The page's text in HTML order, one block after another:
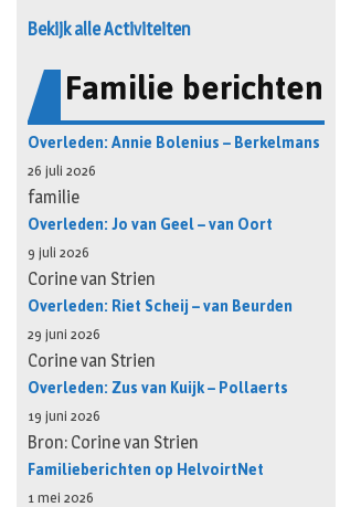
Bekijk alle Activiteiten
Familie berichten
Overleden: Annie Bolenius – Berkelmans
26 juli 2026
familie
Overleden: Jo van Geel – van Oort
9 juli 2026
Corine van Strien
Overleden: Riet Scheij – van Beurden
29 juni 2026
Corine van Strien
Overleden: Zus van Kuijk – Pollaerts
19 juni 2026
Bron: Corine van Strien
Familieberichten op HelvoirtNet
1 mei 2026